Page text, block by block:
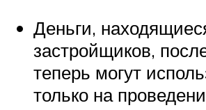
Деньги,
застройщиков,
теперь могут
только на